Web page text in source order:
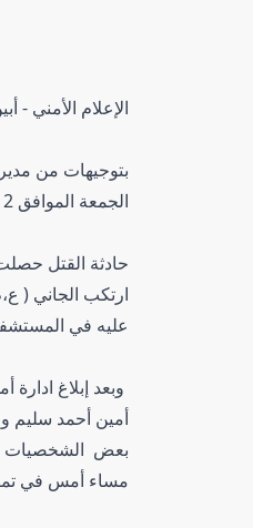
الإعلام الأمني -
بتوجيهات من
الجمعة الموافق 2 مايو 2025 من التعرف على قاتل مواطن بالخطأ في مديرية لودر.
حادثة القتل
ارتكب الجاني (
عليه في
وبعد إبلاغ
أمين أحمد سليم
بعض الشخصيات
مساء أمس في